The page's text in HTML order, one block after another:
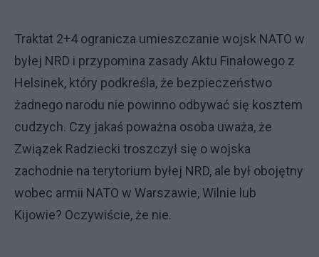
Traktat 2+4 ogranicza umieszczanie wojsk NATO w
byłej NRD i przypomina zasady Aktu Finałowego z
Helsinek, który podkreśla, że bezpieczeństwo
żadnego narodu nie powinno odbywać się kosztem
cudzych. Czy jakaś poważna osoba uważa, że
Związek Radziecki troszczył się o wojska
zachodnie na terytorium byłej NRD, ale był obojętny
wobec armii NATO w Warszawie, Wilnie lub
Kijowie? Oczywiście, że nie.